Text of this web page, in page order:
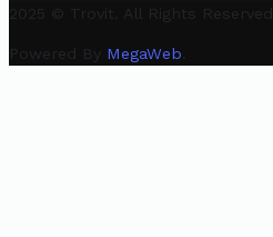
2025 © Trovit. All Rights Reserved.
Powered By MegaWeb